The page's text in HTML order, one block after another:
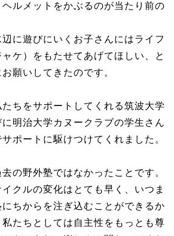
ルメットをかぶるのが当たり前の
に遊びにいくお子さんにはライフ
ケ）をもたせてあげてほしい、と
願いしてきたのです。
ちをサポートしてくれる筑波大学
明治大学カヌークラブの学生さん
ポートに駆けつけてくれました。
の野外塾ではなかったことです。
クルの変化はとても早く、いつま
ちからを注ぎ込むことができるか
たちとしては自主性をもっとも尊